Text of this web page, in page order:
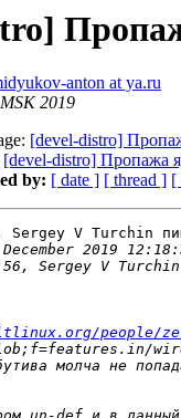
anton at ya.ru
2019
[devel-distro]
[devel-distro] Пропажа
by: [ date ] [ thread ] [
Sergey V Turchin
people/